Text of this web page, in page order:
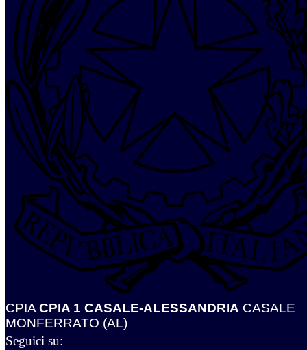
CPIA CPIA 1 CASALE-ALESSANDRIA CASALE
MONFERRATO (AL)
Seguici su: